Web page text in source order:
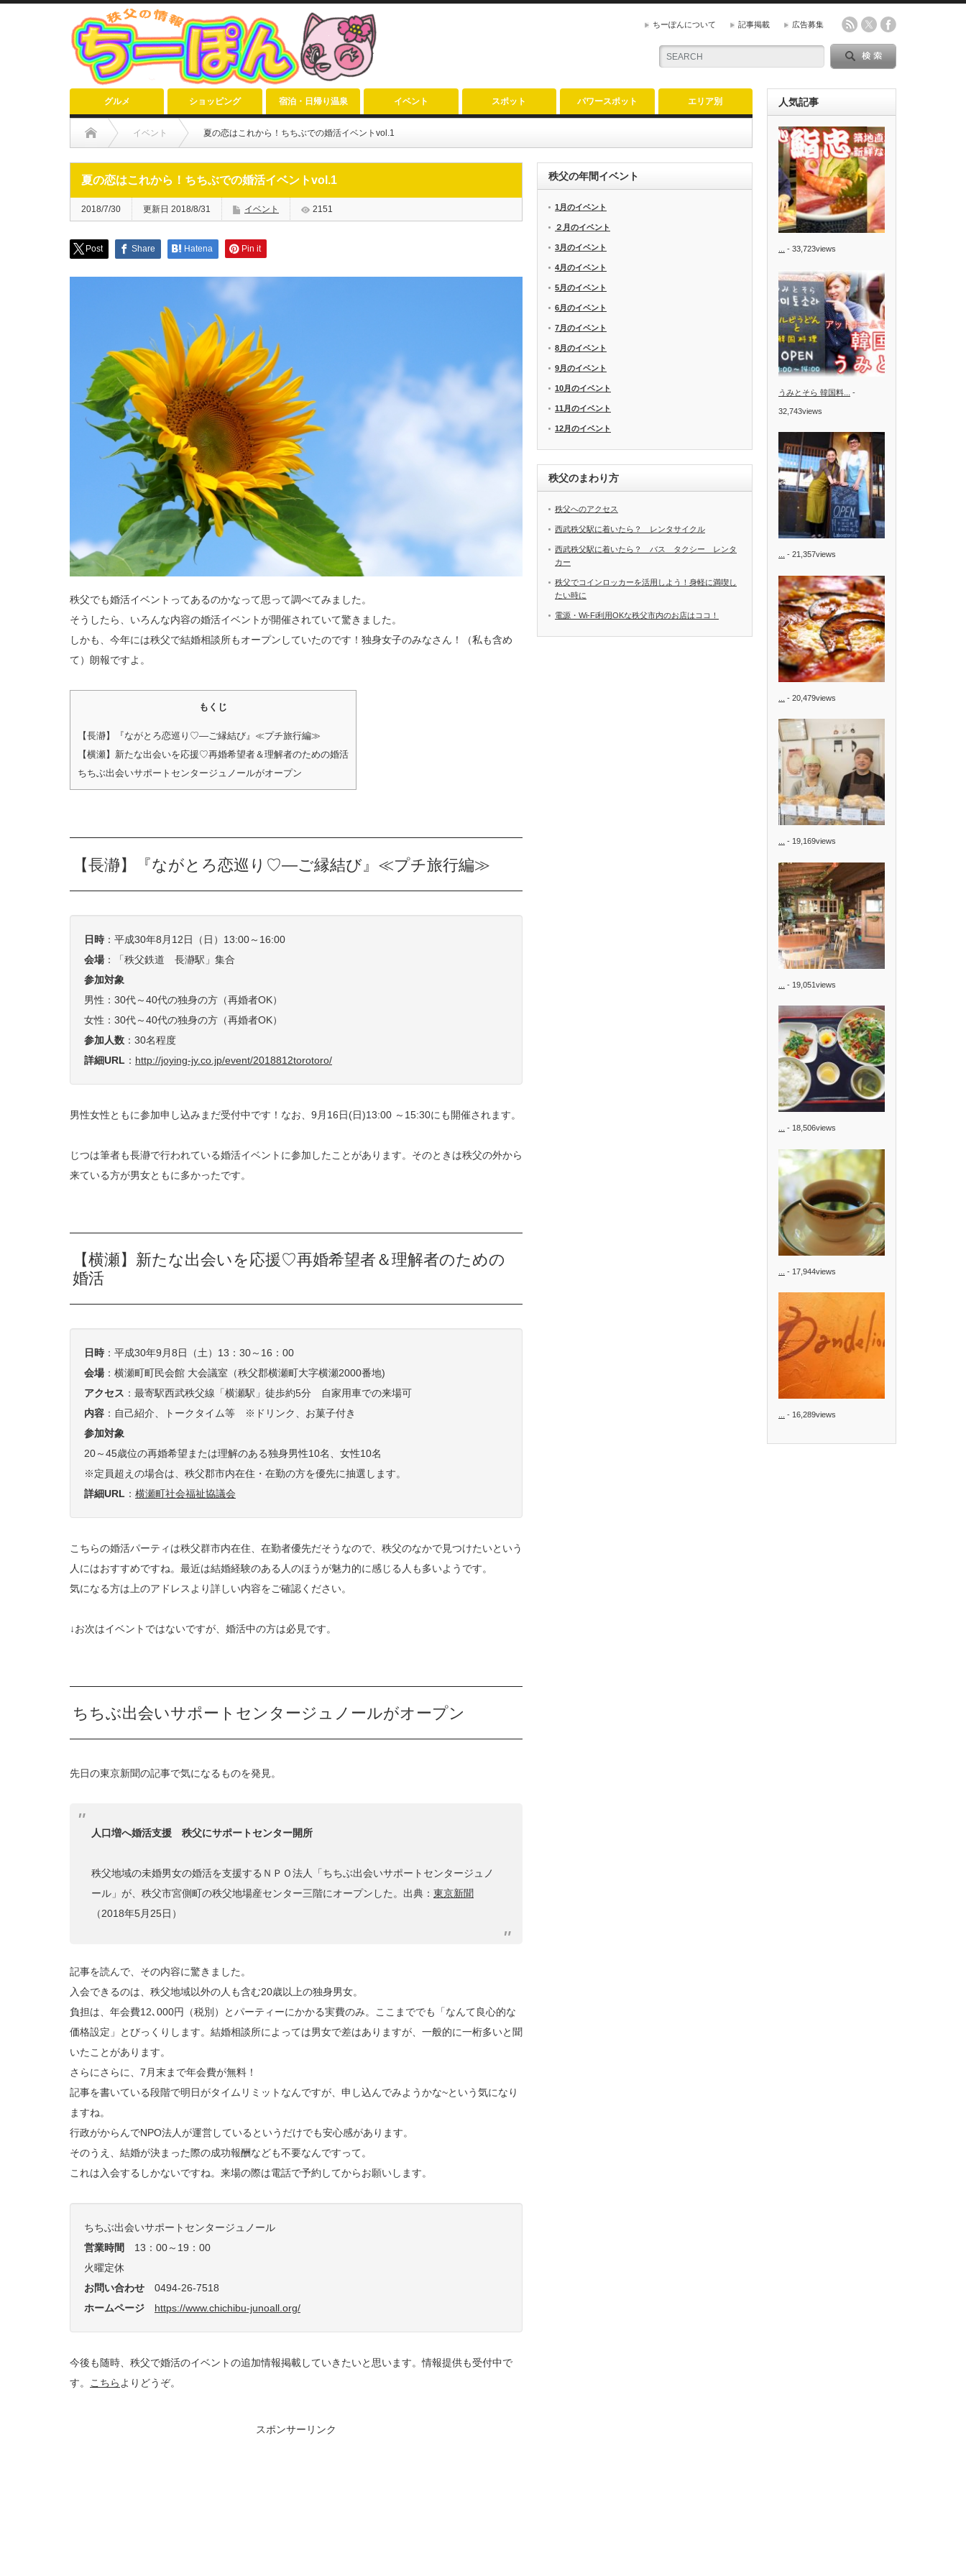
ちーぽんについて 記事掲載 広告募集
グルメ ショッピング 宿泊・日帰り温泉 イベント スポット パワースポット エリア別
イベント 夏の恋はこれから！ちちぶでの婚活イベントvol.1
夏の恋はこれから！ちちぶでの婚活イベントvol.1
2018/7/30 更新日 2018/8/31 イベント 2151
Post Share Hatena Pin it
秩父でも婚活イベントってあるのかなって思って調べてみました。
そうしたら、いろんな内容の婚活イベントが開催されていて驚きました。
しかも、今年には秩父で結婚相談所もオープンしていたのです！独身女子のみなさん！（私も含め
て）朗報ですよ。
もくじ
【長瀞】『ながとろ恋巡り♡―ご縁結び』≪プチ旅行編≫
【横瀬】新たな出会いを応援♡再婚希望者＆理解者のための婚活
ちちぶ出会いサポートセンタージュノールがオープン
【長瀞】『ながとろ恋巡り♡―ご縁結び』≪プチ旅行編≫
日時 ：平成30年8月12日（日）13:00～16:00
会場 ：「秩父鉄道 長瀞駅」集合
参加対象
男性：30代～40代の独身の方（再婚者OK）
女性：30代～40代の独身の方（再婚者OK）
参加人数 ：30名程度
詳細URL ： http://joying-jy.co.jp/event/2018812torotoro/
男性女性ともに参加申し込みまだ受付中です！なお、9月16日(日)13:00 ～15:30にも開催されます。
じつは筆者も長瀞で行われている婚活イベントに参加したことがあります。そのときは秩父の外から
来ている方が男女ともに多かったです。
【横瀬】新たな出会いを応援♡再婚希望者＆理解者のための
婚活
日時 ：平成30年9月8日（土）13：30～16：00
会場 ：横瀬町町民会館 大会議室（秩父郡横瀬町大字横瀬2000番地)
アクセス ：最寄駅西武秩父線「横瀬駅」徒歩約5分 自家用車での来場可
内容 ：自己紹介、トークタイム等 ※ドリンク、お菓子付き
参加対象
20～45歳位の再婚希望または理解のある独身男性10名、女性10名
※定員超えの場合は、秩父郡市内在住・在勤の方を優先に抽選します。
詳細URL ： 横瀬町社会福祉協議会
こちらの婚活パーティは秩父群市内在住、在勤者優先だそうなので、秩父のなかで見つけたいという
人にはおすすめですね。最近は結婚経験のある人のほうが魅力的に感じる人も多いようです。
気になる方は上のアドレスより詳しい内容をご確認ください。
↓お次はイベントではないですが、婚活中の方は必見です。
ちちぶ出会いサポートセンタージュノールがオープン
先日の東京新聞の記事で気になるものを発見。
人口増へ婚活支援 秩父にサポートセンター開所
秩父地域の未婚男女の婚活を支援するＮＰＯ法人「ちちぶ出会いサポートセンタージュノ
ール」が、秩父市宮側町の秩父地場産センター三階にオープンした。出典： 東京新聞
（2018年5月25日）
記事を読んで、その内容に驚きました。
入会できるのは、秩父地域以外の人も含む20歳以上の独身男女。
負担は、年会費12､000円（税別）とパーティーにかかる実費のみ。ここまででも「なんて良心的な
価格設定」とびっくりします。結婚相談所によっては男女で差はありますが、一般的に一桁多いと聞
いたことがあります。
さらにさらに、7月末まで年会費が無料！
記事を書いている段階で明日がタイムリミットなんですが、申し込んでみようかな~という気になり
ますね。
行政がからんでNPO法人が運営しているというだけでも安心感があります。
そのうえ、結婚が決まった際の成功報酬なども不要なんですって。
これは入会するしかないですね。来場の際は電話で予約してからお願いします。
ちちぶ出会いサポートセンタージュノール
営業時間
13：00～19：00
火曜定休
お問い合わせ 0494-26-7518
ホームページ
https://www.chichibu-junoall.org/
今後も随時、秩父で婚活のイベントの追加情報掲載していきたいと思います。情報提供も受付中で
す。
こちら よりどうぞ。
スポンサーリンク
秩父の年間イベント
1月のイベント
２月のイベント
3月のイベント
4月のイベント
5月のイベント
6月のイベント
7月のイベント
8月のイベント
9月のイベント
10月のイベント
11月のイベント
12月のイベント
秩父のまわり方
秩父へのアクセス
西武秩父駅に着いたら？ レンタサイクル
西武秩父駅に着いたら？ バス タクシー レンタ
カー
秩父でコインロッカーを活用しよう！身軽に満喫し
たい時に
電源・Wi-Fi利用OKな秩父市内のお店はココ！
人気記事
- 33,723views
うみとそら 韓国料... -
32,743views
- 21,357views
- 20,479views
- 19,169views
- 19,051views
- 18,506views
- 17,944views
- 16,289views